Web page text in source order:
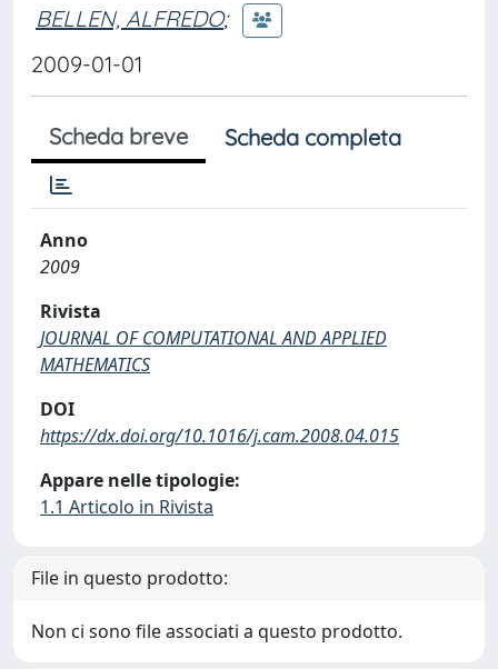
BELLEN, ALFREDO;
2009-01-01
Scheda breve Scheda completa
Anno
2009
Rivista
JOURNAL OF COMPUTATIONAL AND APPLIED
MATHEMATICS
DOI
https://dx.doi.org/10.1016/j.cam.2008.04.015
Appare nelle tipologie:
1.1 Articolo in Rivista
File in questo prodotto:
Non ci sono file associati a questo prodotto.